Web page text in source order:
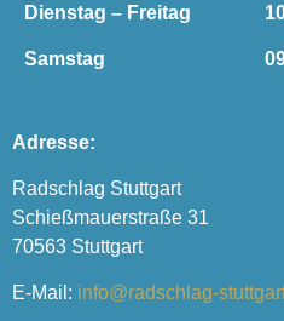
Dienstag – Freitag
Samstag
Adresse:
Radschlag Stuttgart
Schießmauerstraße 31
70563 Stuttgart
E-Mail: info@radschlag-